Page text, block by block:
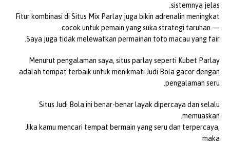
sistemnya jelas.
Fitur kombinasi di Situs Mix Parlay juga bikin adrenalin meningkat
— cocok untuk pemain yang suka strategi taruhan.
Saya juga tidak melewatkan permainan toto macau yang fair.
Menurut pengalaman saya, situs parlay seperti Kubet Parlay
adalah tempat terbaik untuk menikmati Judi Bola gacor dengan
pengalaman seru.
Situs Judi Bola ini benar-benar layak dipercaya dan selalu
memuaskan.
Jika kamu mencari tempat bermain yang seru dan terpercaya,
maka